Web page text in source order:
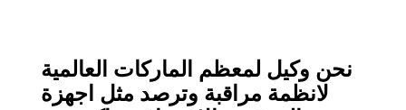
نحن وكيل لمعظم الماركات العالمية
لانظمة مراقبة وترصد مثل اجهزة